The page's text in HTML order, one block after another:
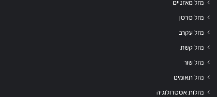
מזל מאזניים
מזל סרטן
מזל עקרב
מזל קשת
מזל שור
מזל תאומים
מזלות אסטרולוגיה